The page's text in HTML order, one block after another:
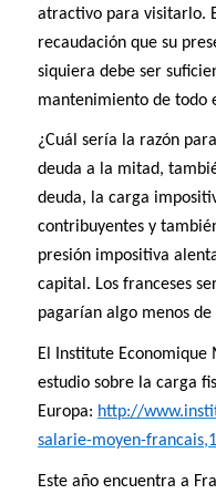
atractivo para visitarlo.
recaudación que su
siquiera debe ser
mantenimiento de todo
¿Cuál sería la razón
deuda a la mitad,
deuda, la carga
contribuyentes y
presión impositiva
capital. Los franceses
pagarían algo menos
El Institute
estudio sobre la carga
Europa: http://
salarie-moyen-
Este año encuentra a